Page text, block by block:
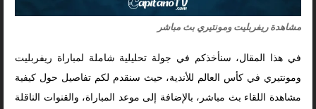
مشاهدة ريفربليت ومونتيري بث مباشر
في هذا المقال، سنأخذكم في جولة تحليلية شاملة لمباراة ريفربليت
ومونتيري في كأس العالم للأندية، حيث سنقدم لكم تفاصيل حول كيفية
مشاهدة اللقاء بث مباشر، بالإضافة إلى موعد المباراة، والقنوات الناقلة